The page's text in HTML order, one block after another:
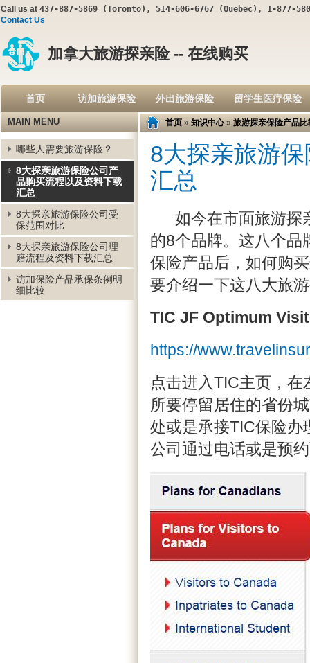
Call us at 437-887-5869 (Toronto), 514-606-6767 (Quebec), 1-877-
Contact Us
加拿大旅游探亲险 -- 在线购买
首页 访加旅游保险 外出旅游保险 留学生医疗保险
首页» 知识中心» 旅游探亲保险产品比
8大探亲旅游
汇总
如今在市面旅游探
的8个品牌。这八个品
保险产品后，如何购
要介绍一下这八大旅
TIC JF Optimum
https://
点击进入TIC主页，在
所要停留居住的省份
处或是承接TIC保险办
公司通过电话或是预
MAIN MENU
哪些人需要旅游保险？
8大探亲旅游保险公司产
品购买流程以及资料下载
汇总
8大探亲旅游保险公司受
保范围对比
8大探亲旅游保险公司理
赔流程及资料下载汇总
访加保险产品承保条例明
细比较